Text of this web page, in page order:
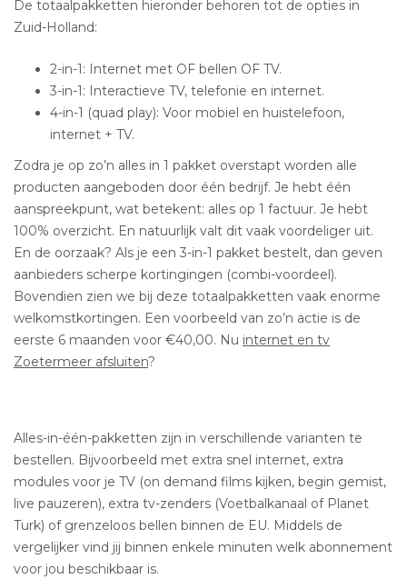
De totaalpakketten hieronder behoren tot de opties in
Zuid-Holland:
2-in-1: Internet met OF bellen OF TV.
3-in-1: Interactieve TV, telefonie en internet.
4-in-1 (quad play): Voor mobiel en huistelefoon,
internet + TV.
Zodra je op zo’n alles in 1 pakket overstapt worden alle
producten aangeboden door één bedrijf. Je hebt één
aanspreekpunt, wat betekent: alles op 1 factuur. Je hebt
100% overzicht. En natuurlijk valt dit vaak voordeliger uit.
En de oorzaak? Als je een 3-in-1 pakket bestelt, dan geven
aanbieders scherpe kortingingen (combi-voordeel).
Bovendien zien we bij deze totaalpakketten vaak enorme
welkomstkortingen. Een voorbeeld van zo’n actie is de
eerste 6 maanden voor €40,00. Nu internet en tv
Zoetermeer afsluiten?
Alles-in-één-pakketten zijn in verschillende varianten te
bestellen. Bijvoorbeeld met extra snel internet, extra
modules voor je TV (on demand films kijken, begin gemist,
live pauzeren), extra tv-zenders (Voetbalkanaal of Planet
Turk) of grenzeloos bellen binnen de EU. Middels de
vergelijker vind jij binnen enkele minuten welk abonnement
voor jou beschikbaar is.